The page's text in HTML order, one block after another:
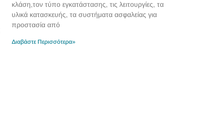
κλάση,τον τύπο εγκατάστασης, τις λειτουργίες, τα
υλικά κατασκευής, τα συστήματα ασφαλείας για
προστασία από
Διαβάστε Περισσότερα»